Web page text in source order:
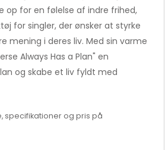
op for en følelse af indre frihed,
for singler, der ønsker at styrke
mening i deres liv. Med sin varme
Always Has a Plan" en
og skabe et liv fyldt med
specifikationer og pris på